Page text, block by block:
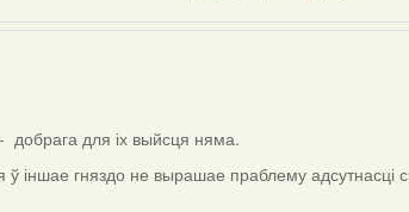
добрага для іх выйсця няма.
іншае гняздо не вырашае праблему адсутнасці